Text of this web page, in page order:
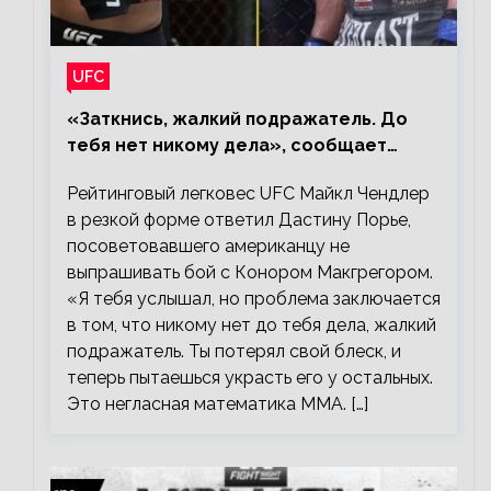
UFC
«Заткнись, жалкий подражатель. До
тебя нет никому дела», сообщает
Рейтинговый легковес UFC Майкл Чендлер
в резкой форме ответил Дастину Порье,
посоветовавшего американцу не
выпрашивать бой с Конором Макгрегором.
«Я тебя услышал, но проблема заключается
в том, что никому нет до тебя дела, жалкий
подражатель. Ты потерял свой блеск, и
теперь пытаешься украсть его у остальных.
Это негласная математика ММА. […]